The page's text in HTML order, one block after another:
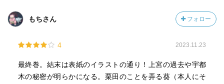
もちさん フォロー
4 2023.11.23
最終巻。結末は表紙のイラストの通り！上宮の過去や宇都
木の秘密が明らかになる。栗田のことを弄る葵（本人にそ